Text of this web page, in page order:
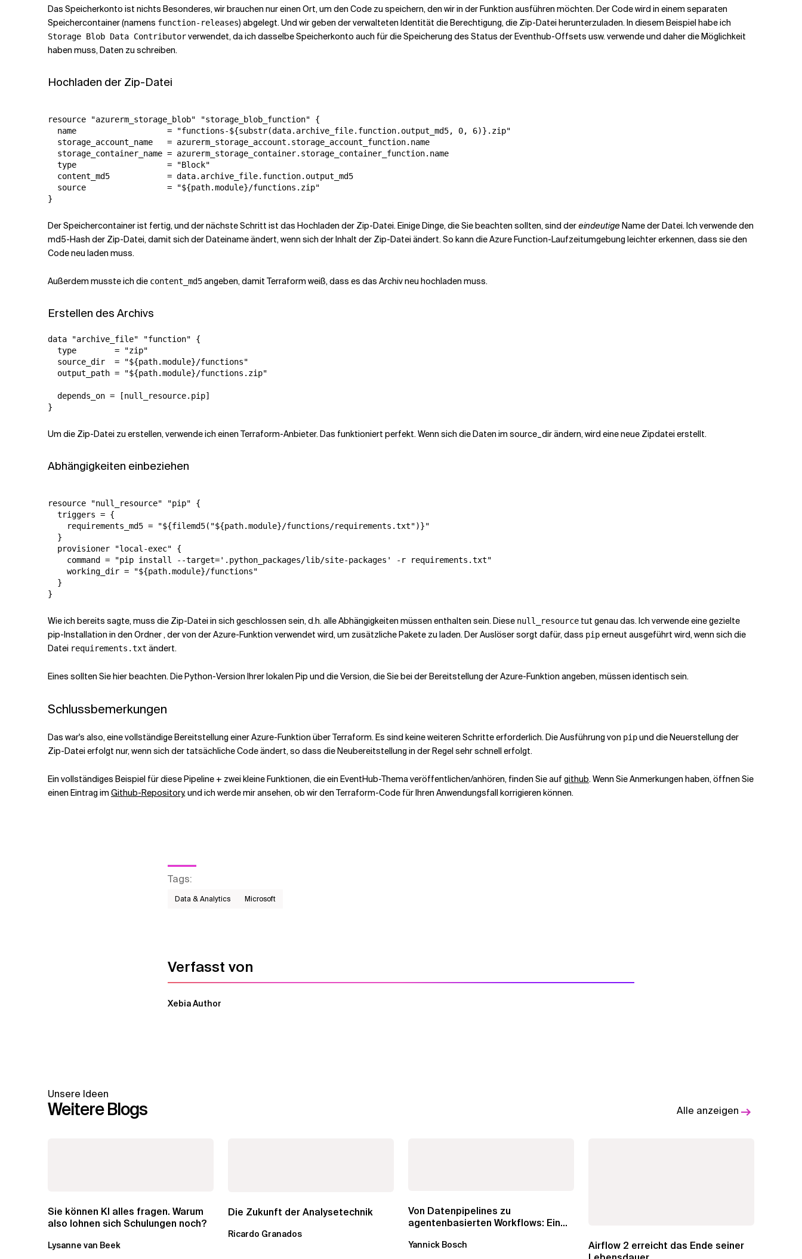
Das Speicherkonto ist nichts Besonderes, wir brauchen nur einen Ort, um den Code zu speichern, den wir in der Funktion ausführen möchten. Der Code wird in einem separaten
Speichercontainer (namens function-releases) abgelegt. Und wir geben der verwalteten Identität die Berechtigung, die Zip-Datei herunterzuladen. In diesem Beispiel habe ich
Storage Blob Data Contributorverwendet, da ich dasselbe Speicherkonto auch für die Speicherung des Status der Eventhub-Offsets usw. verwende und daher die Möglichkeit
haben muss, Daten zu schreiben.
Hochladen der Zip-Datei
resource "azurerm_storage_blob" "storage_blob_function" {
  name                   = "functions-${substr(data.archive_file.function.output_md5, 0, 6)}.zip"
  storage_account_name   = azurerm_storage_account.storage_account_function.name
  storage_container_name = azurerm_storage_container.storage_container_function.name
  type                   = "Block"
  content_md5            = data.archive_file.function.output_md5
  source                 = "${path.module}/functions.zip"
}
Der Speichercontainer ist fertig, und der nächste Schritt ist das Hochladen der Zip-Datei. Einige Dinge, die Sie beachten sollten, sind dereindeutigeName der Datei. Ich verwende den
md5-Hash der Zip-Datei, damit sich der Dateiname ändert, wenn sich der Inhalt der Zip-Datei ändert. So kann die Azure Function-Laufzeitumgebung leichter erkennen, dass sie den
Code neu laden muss.
Außerdem musste ich die content_md5angeben, damit Terraform weiß, dass es das Archiv neu hochladen muss.
Erstellen des Archivs
data "archive_file" "function" {
  type        = "zip"
  source_dir  = "${path.module}/functions"
  output_path = "${path.module}/functions.zip"
  depends_on = [null_resource.pip]
}
Um die Zip-Datei zu erstellen, verwende ich einen Terraform-Anbieter. Das funktioniert perfekt. Wenn sich die Daten im source_dir ändern, wird eine neue Zipdatei erstellt.
Abhängigkeiten einbeziehen
resource "null_resource" "pip" {
  triggers = {
    requirements_md5 = "${filemd5("${path.module}/functions/requirements.txt")}"
  }
  provisioner "local-exec" {
    command = "pip install --target='.python_packages/lib/site-packages' -r requirements.txt"
    working_dir = "${path.module}/functions"
  }
}
Wie ich bereits sagte, muss die Zip-Datei in sich geschlossen sein, d.h. alle Abhängigkeiten müssen enthalten sein. Diese null_resource tut genau das. Ich verwende eine gezielte
pip-Installation in den Ordner, der von der Azure-Funktion verwendet wird, um zusätzliche Pakete zu laden. Der Auslöser sorgt dafür, dass piperneut ausgeführt wird, wenn sich die
Datei requirements.txt ändert.
Eines sollten Sie hier beachten. Die Python-Version Ihrer lokalen Pip und die Version, die Sie bei der Bereitstellung der Azure-Funktion angeben, müssen identisch sein.
Schlussbemerkungen
Das war's also, eine vollständige Bereitstellung einer Azure-Funktion über Terraform. Es sind keine weiteren Schritte erforderlich. Die Ausführung von pipund die Neuerstellung der
Zip-Datei erfolgt nur, wenn sich der tatsächliche Code ändert, so dass die Neubereitstellung in der Regel sehr schnell erfolgt.
Ein vollständiges Beispiel für diese Pipeline + zwei kleine Funktionen, die ein EventHub-Thema veröffentlichen/anhören, finden Sie auf github. Wenn Sie Anmerkungen haben, öffnen Sie
einen Eintrag im Github-Repository, und ich werde mir ansehen, ob wir den Terraform-Code für Ihren Anwendungsfall korrigieren können.
Tags:
Data & Analytics Microsoft
Verfasst von
Xebia Author
Unsere Ideen
Weitere Blogs Alle anzeigen
Sie können KI alles fragen. Warum
also lohnen sich Schulungen noch?
Lysanne van Beek
Die Zukunft der Analysetechnik
Ricardo Granados
Von Datenpipelines zu
agentenbasierten Workflows: Ein
Yannick Bosch
Airflow 2 erreicht das Ende seiner